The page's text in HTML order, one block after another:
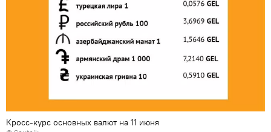
Кросс-курс основных валют на 11 июня